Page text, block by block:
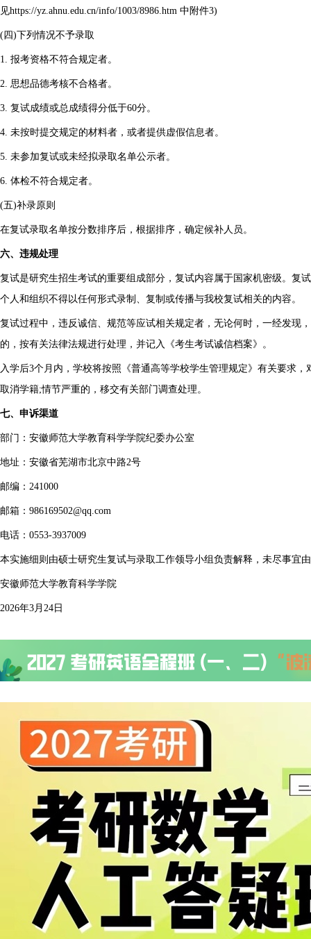
见https://yz.ahnu.edu.cn/info/1003/8986.htm 中附件3)
(四)下列情况不予录取
1. 报考资格不符合规定者。
2. 思想品德考核不合格者。
3. 复试成绩或总成绩得分低于60分。
4. 未按时提交规定的材料者，或者提供虚假信息者。
5. 未参加复试或未经拟录取名单公示者。
6. 体检不符合规定者。
(五)补录原则
在复试录取名单按分数排序后，根据排序，确定候补人员。
六、违规处理
复试是研究生招生考试的重要组成部分，复试内容属于国家机密级。复
个人和组织不得以任何形式录制、复制或传播与我校复试相关的内容。
复试过程中，违反诚信、规范等应试相关规定者，无论何时，一经发现
的，按有关法律法规进行处理，并记入《考生考试诚信档案》。
入学后3个月内，学校将按照《普通高等学校学生管理规定》有关要求
取消学籍;情节严重的，移交有关部门调查处理。
七、申诉渠道
部门：安徽师范大学教育科学学院纪委办公室
地址：安徽省芜湖市北京中路2号
邮编：241000
邮箱：986169502@qq.com
电话：0553-3937009
本实施细则由硕士研究生复试与录取工作领导小组负责解释，未尽事宜
安徽师范大学教育科学学院
2026年3月24日